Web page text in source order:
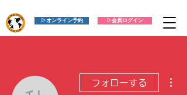
▷会員ログイン
▷オンライン予約
フォローする